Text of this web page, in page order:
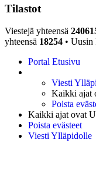
Tilastot
Viestejä yhteensä
yhteensä 18254 • Uusin
Portal Etusivu
Viesti
Kaikki ajat
Poista
Kaikki ajat ovat
Poista evästeet
Viesti Ylläpidolle